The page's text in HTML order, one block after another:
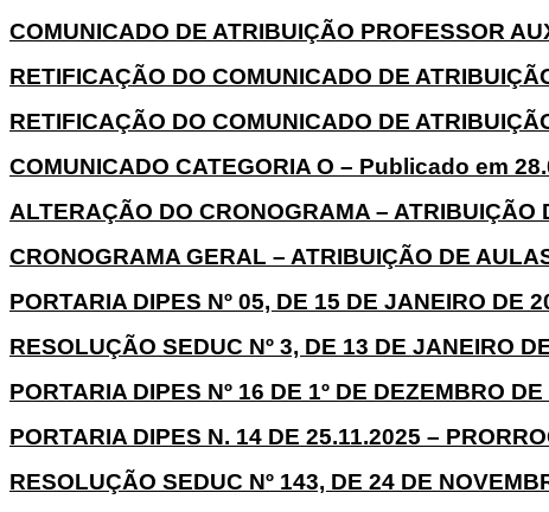
COMUNICADO DE ATRIBUIÇÃO PROFESSOR
RETIFICAÇÃO DO COMUNICADO DE
RETIFICAÇÃO DO COMUNICADO DE
COMUNICADO CATEGORIA O – Publicado em
ALTERAÇÃO DO CRONOGRAMA – ATRIBUIÇÃO
CRONOGRAMA GERAL – ATRIBUIÇÃO DE
PORTARIA DIPES Nº 05, DE 15 DE JANEIRO DE
RESOLUÇÃO SEDUC Nº 3, DE 13 DE JANEIRO
PORTARIA DIPES Nº 16 DE 1º DE DEZEMBRO
PORTARIA DIPES N. 14 DE 25.11.2025 –
RESOLUÇÃO SEDUC Nº 143, DE 24 DE